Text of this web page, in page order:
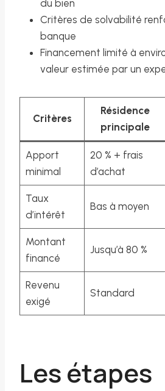
du bien
Critères de solvabilité
banque
Financement limité à
valeur estimée par un
Critères
Résidence
principale
Apport
minimal
20 % + frais
d’achat
Taux
d’intérêt
Bas à moyen
Montant
financé
Jusqu’à 80 %
Revenu
exigé
Standard
Les étapes